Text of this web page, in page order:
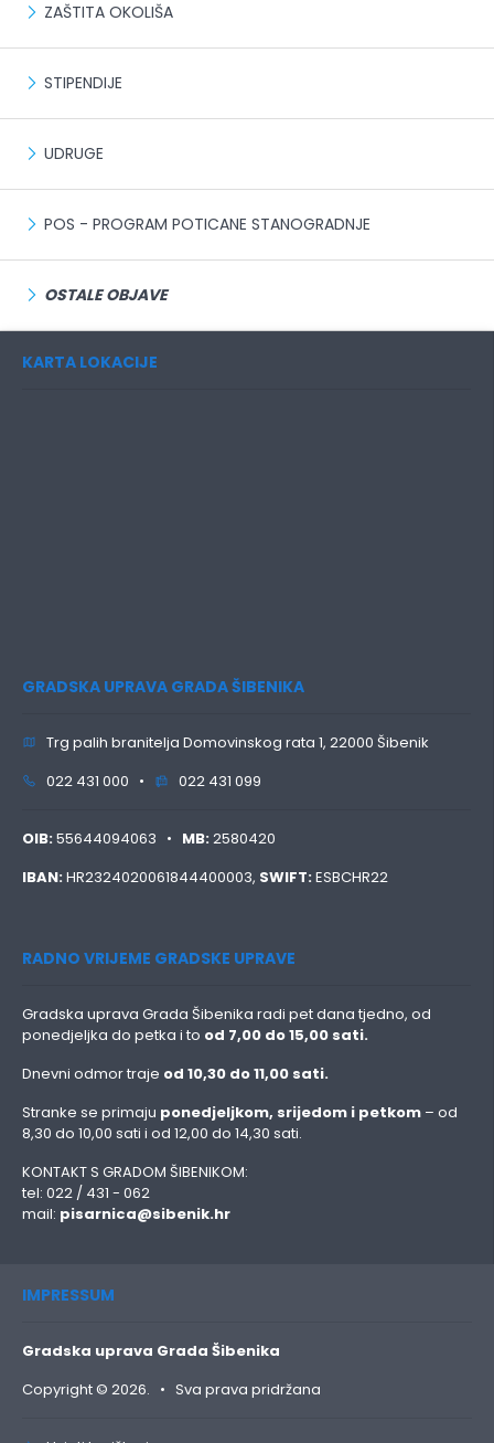
ZAŠTITA OKOLIŠA
STIPENDIJE
UDRUGE
POS - PROGRAM POTICANE STANOGRADNJE
OSTALE OBJAVE
KARTA LOKACIJE
GRADSKA UPRAVA GRADA ŠIBENIKA
Trg palih branitelja Domovinskog rata 1, 22000 Šibenik
022 431 000 •
022 431 099
OIB:55644094063 • MB:2580420
IBAN:HR2324020061844400003, SWIFT:ESBCHR22
RADNO VRIJEME GRADSKE UPRAVE
Gradska uprava Grada Šibenika radi pet dana tjedno, od
ponedjeljka do petka i to od 7,00 do 15,00 sati.
Dnevni odmor traje od 10,30 do 11,00 sati.
Stranke se primaju ponedjeljkom, srijedom i petkom – od
8,30 do 10,00 sati i od 12,00 do 14,30 sati.
KONTAKT S GRADOM ŠIBENIKOM:
tel: 022 / 431 - 062
mail: pisarnica@sibenik.hr
IMPRESSUM
Gradska uprava Grada Šibenika
Copyright © 2026. • Sva prava pridržana